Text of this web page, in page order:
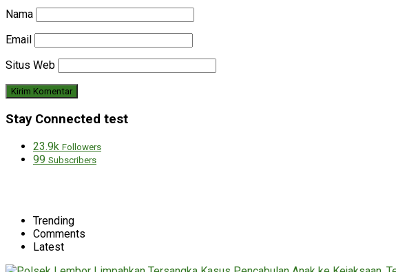
Nama
Email
Situs Web
Stay Connected test
23.9k Followers
99 Subscribers
Trending
Comments
Latest